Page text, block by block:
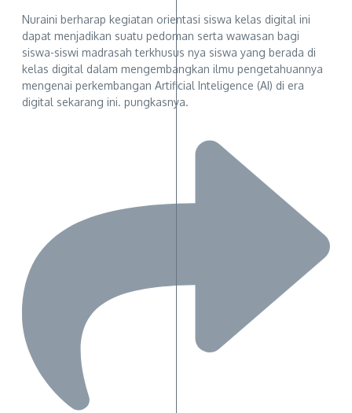
Nuraini berharap kegiatan orientasi siswa kelas digital ini
dapat menjadikan suatu pedoman serta wawasan bagi
siswa-siswi madrasah terkhusus nya siswa yang berada di
kelas digital dalam mengembangkan ilmu pengetahuannya
mengenai perkembangan Artificial Inteligence (AI) di era
digital sekarang ini. pungkasnya.